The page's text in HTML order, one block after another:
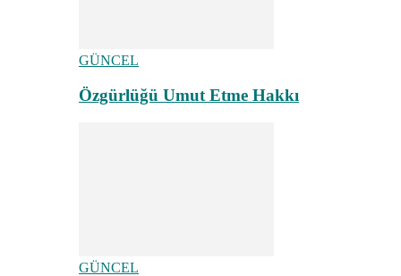
GÜNCEL
Özgürlüğü Umut Etme Hakkı
GÜNCEL